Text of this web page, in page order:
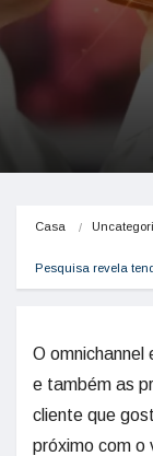
Casa
Pesquisa revela
O
e também as
cliente que
próximo com o